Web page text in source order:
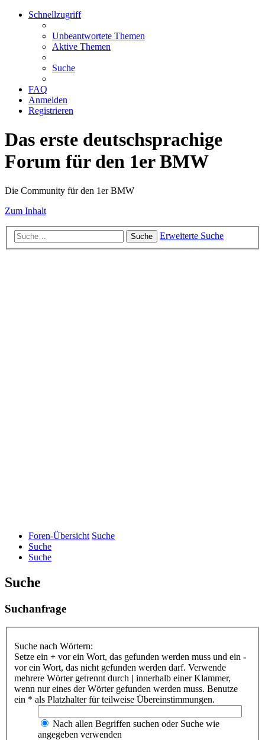
Schnellzugriff
Unbeantwortete Themen
Aktive Themen
Suche
FAQ
Anmelden
Registrieren
Das erste deutschsprachige
Forum für den 1er BMW
Die Community für den 1er BMW
Zum Inhalt
Suche Erweiterte Suche
Foren-Übersicht Suche
Suche
Suche
Suche
Suchanfrage
Suche nach Wörtern:
Setze ein + vor ein Wort, das gefunden werden muss und ein -
vor ein Wort, das nicht gefunden werden darf. Verwende
mehrere Wörter getrennt durch | innerhalb einer Klammer,
wenn nur eines der Wörter gefunden werden muss. Benutze
ein * als Platzhalter für teilweise Übereinstimmungen.
Nach allen Begriffen suchen oder Suche wie
angegeben verwenden